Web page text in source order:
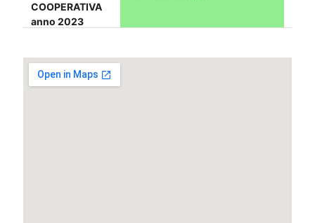
COOPERATIVA
anno 2023